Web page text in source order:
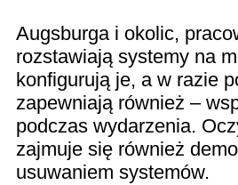
Augsburga i okolic,
rozstawiają systemy na
konfigurują je, a w razie
zapewniają również –
podczas wydarzenia.
zajmuje się również
usuwaniem systemów.